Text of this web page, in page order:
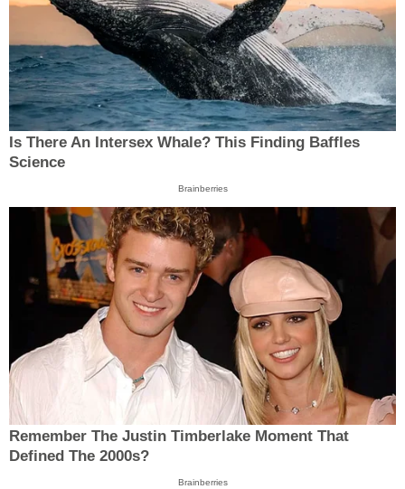
Is There An Intersex Whale? This Finding Baffles
Science
Brainberries
Remember The Justin Timberlake Moment That
Defined The 2000s?
Brainberries